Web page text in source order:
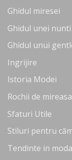
Ghidul miresei
Ghidul unei
Ghidul unui
Ingrijire
Istoria Modei
Rochii de mireasa
Sfaturi Utile
Stiluri pentru
Tendinte in moda